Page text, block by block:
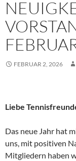
FEBRUAR 2, 2026
Liebe
Das neue Jahr hat
uns, mit positiven
Mitgliedern haben